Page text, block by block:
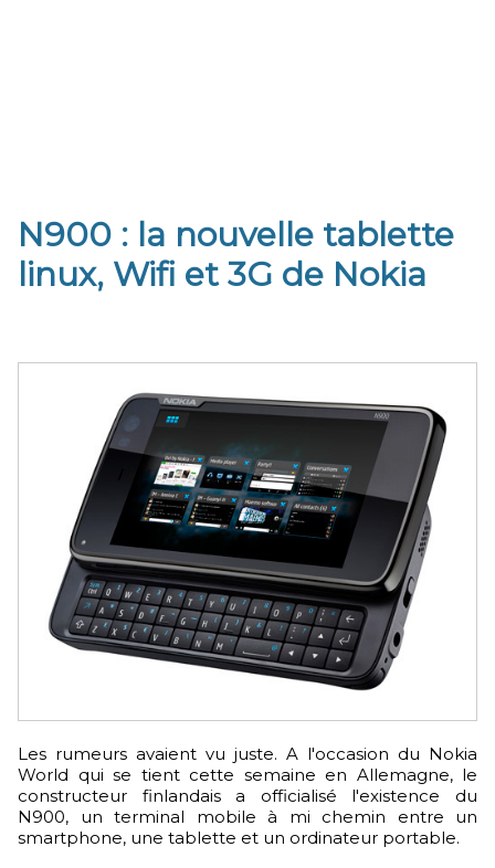
N900 : la nouvelle tablette
linux, Wifi et 3G de Nokia
Les rumeurs avaient vu juste. A l'occasion du Nokia
World qui se tient cette semaine en Allemagne, le
constructeur finlandais a officialisé l'existence du
N900, un terminal mobile à mi chemin entre un
smartphone, une tablette et un ordinateur portable.